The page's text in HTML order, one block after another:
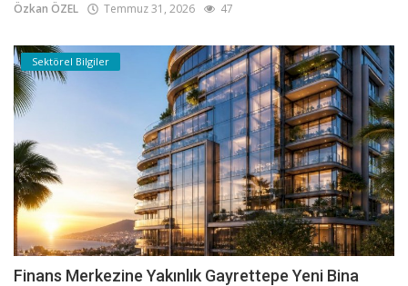
Özkan ÖZEL Temmuz 31, 2026 47
Sektörel Bilgiler
Finans Merkezine Yakınlık Gayrettepe Yeni Bina